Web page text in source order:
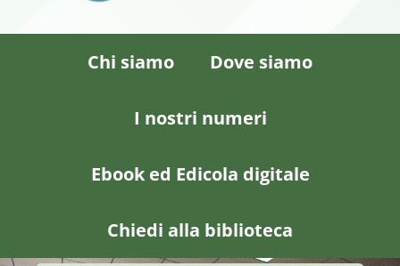
Chi siamo Dove siamo
I nostri numeri
Ebook ed Edicola digitale
Chiedi alla biblioteca